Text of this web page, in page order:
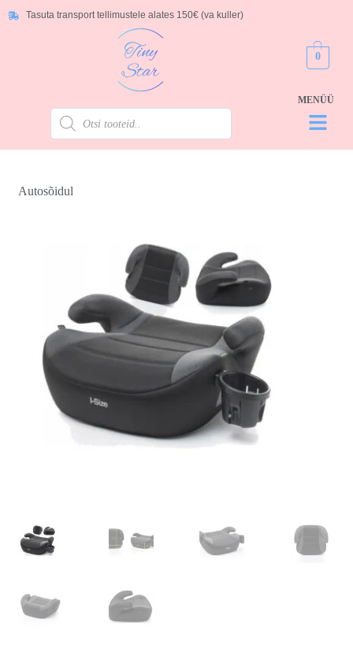
Tasuta transport tellimustele alates 150€ (va kuller)
0
Autosõidul